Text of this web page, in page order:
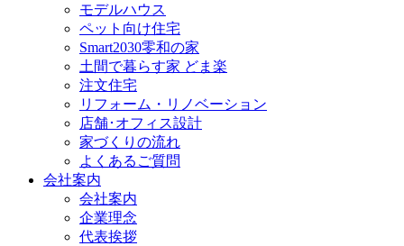
モデルハウス
ペット向け住宅
Smart2030零和の家
土間で暮らす家 どま楽
注文住宅
リフォーム・リノベーション
店舗･オフィス設計
家づくりの流れ
よくあるご質問
会社案内
会社案内
企業理念
代表挨拶